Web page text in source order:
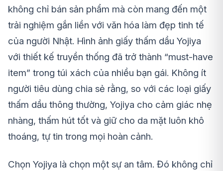
không chỉ bán sản phẩm mà còn mang đến một
trải nghiệm gắn liền với văn hóa làm đẹp tinh tế
của người Nhật. Hình ảnh giấy thấm dầu Yojiya
với thiết kế truyền thống đã trở thành “must-have
item” trong túi xách của nhiều bạn gái. Không ít
người tiêu dùng chia sẻ rằng, so với các loại giấy
thấm dầu thông thường, Yojiya cho cảm giác nhẹ
nhàng, thấm hút tốt và giữ cho da mặt luôn khô
thoáng, tự tin trong mọi hoàn cảnh.
Chọn Yojiya là chọn một sự an tâm. Đó không chỉ